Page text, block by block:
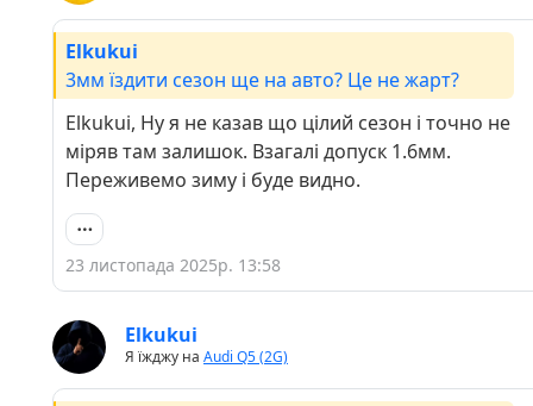
Elkukui
3мм їздити сезон ще на авто? Це не жарт?
Elkukui, Ну я не казав що цілий сезон і точно не
міряв там залишок. Взагалі допуск 1.6мм.
Переживемо зиму і буде видно.
23 листопада 2025р. 13:58
Elkukui
Я їжджу на Audi Q5 (2G)